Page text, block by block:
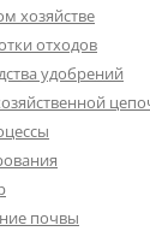
хозяйстве
отходов
удобрений
почвы